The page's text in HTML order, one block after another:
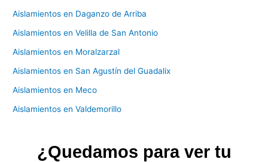
Aislamientos en Daganzo de Arriba
Aislamientos en Velilla de San Antonio
Aislamientos en Moralzarzal
Aislamientos en San Agustín del Guadalix
Aislamientos en Meco
Aislamientos en Valdemorillo
¿Quedamos para ver tu